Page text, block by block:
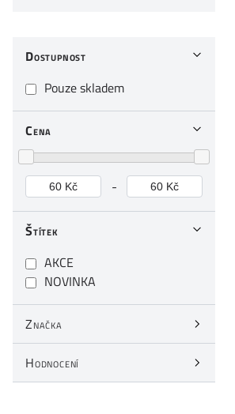
Dostupnost
Pouze skladem
Cena
-
Štítek
AKCE
NOVINKA
Značka
Hodnocení